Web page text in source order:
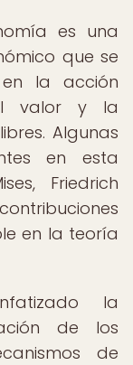
es una
que se
la acción
valor y la
Algunas
en esta
Friedrich
en la teoría
la
de los
de